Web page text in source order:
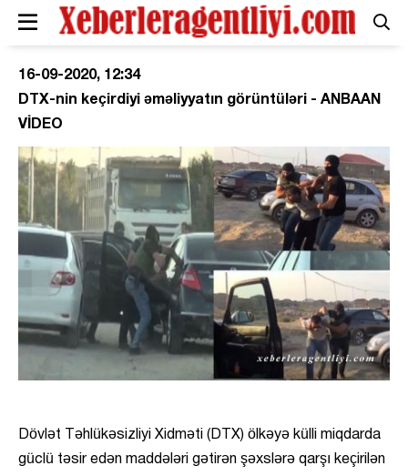
16-09-2020, 12:34
DTX-nin keçirdiyi əməliyyatın görüntüləri - ANBAAN
VİDEO
Dövlət Təhlükəsizliyi Xidməti (DTX) ölkəyə külli miqdarda
güclü təsir edən maddələri gətirən şəxslərə qarşı keçirilən